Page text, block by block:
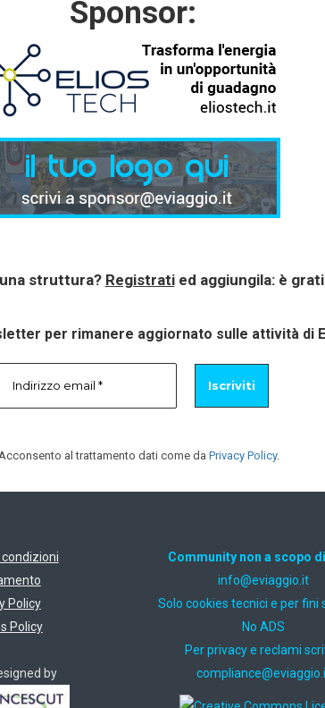
Sponsor:
struttura? Registratied aggiungila: è
per rimanere aggiornato sulle attività di
al trattamento dati come da Privacy Policy.
Policy
Policy
by
Community non a scopo
ti.oiggaive@ofni
Solo cookies tecnici e per fini
No ADS
Per privacy e reclami